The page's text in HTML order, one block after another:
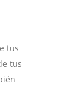
tus
tus